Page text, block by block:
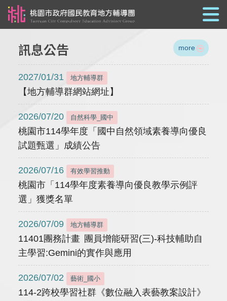
訊息公告 more
2027/01/31 地方輔導群
【地方輔導群網站網址】
2026/07/20 自然科學_國中
桃園市114學年度「國中自然領域素養導向優良
試題甄選」成績公告
2026/07/16 有效學習推動
桃園市「114學年度素養導向優良教學示例評
選」獲獎名單
2026/07/09 地方輔導群
11401團務計畫 團員增能研習(三)-科技輔助自
主學習:Gemini的實作與應用
2026/07/02 藝術_國小
114-2跨校學習社群《數位融入表藝教案設計》